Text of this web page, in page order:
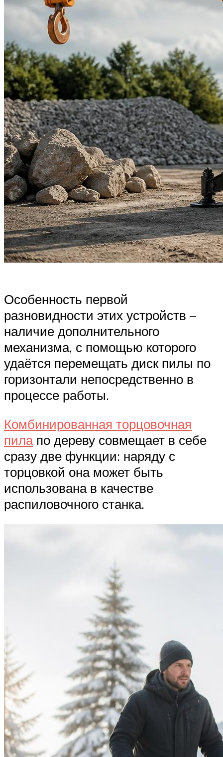
Особенность первой
разновидности этих устройств –
наличие дополнительного
механизма, с помощью которого
удаётся перемещать диск пилы по
горизонтали непосредственно в
процессе работы.
Комбинированная торцовочная
пилапо дереву совмещает в себе
сразу две функции: наряду с
торцовкой она может быть
использована в качестве
распиловочного станка.